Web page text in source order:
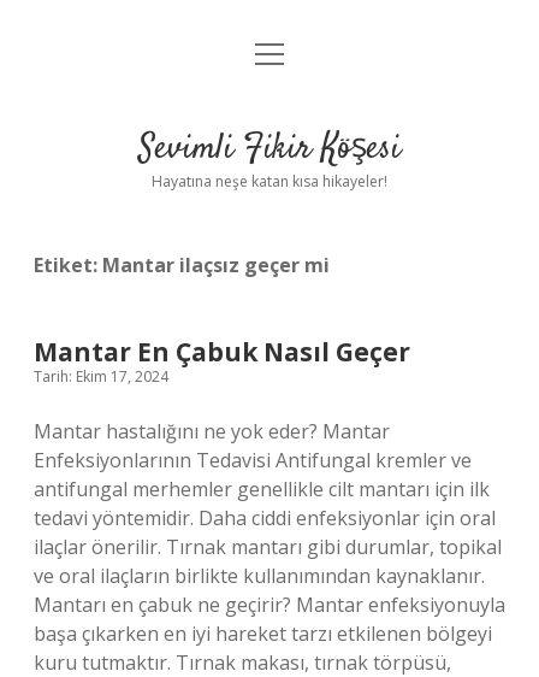
Anasayfa
Yasal Uyarı
menüyü
Sevimli Fikir Köşesi
Hayatına neşe katan kısa hikayeler!
Etiket: Mantar ilaçsız geçer mi
Mantar En Çabuk Nasıl Geçer
Tarih: Ekim 17, 2024
Mantar hastalığını ne yok eder? Mantar
Enfeksiyonlarının Tedavisi Antifungal kremler ve
antifungal merhemler genellikle cilt mantarı için ilk
tedavi yöntemidir. Daha ciddi enfeksiyonlar için oral
ilaçlar önerilir. Tırnak mantarı gibi durumlar, topikal
ve oral ilaçların birlikte kullanımından kaynaklanır.
Mantarı en çabuk ne geçirir? Mantar enfeksiyonuyla
başa çıkarken en iyi hareket tarzı etkilenen bölgeyi
kuru tutmaktır. Tırnak makası, tırnak törpüsü,